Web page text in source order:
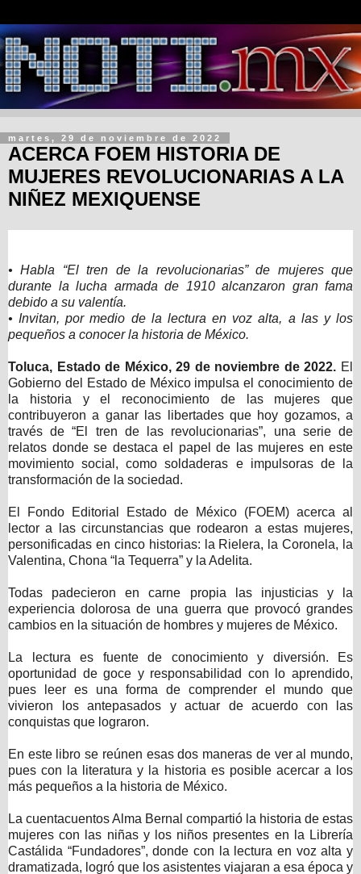
martes, 29 de noviembre de 2022
ACERCA FOEM HISTORIA DE
MUJERES REVOLUCIONARIAS A LA
NIÑEZ MEXIQUENSE
• Habla “El tren de la revolucionarias” de mujeres que
durante la lucha armada de 1910 alcanzaron gran fama
debido a su valentía.
• Invitan, por medio de la lectura en voz alta, a las y los
pequeños a conocer la historia de México.
Toluca, Estado de México, 29 de noviembre de 2022. El
Gobierno del Estado de México impulsa el conocimiento de
la historia y el reconocimiento de las mujeres que
contribuyeron a ganar las libertades que hoy gozamos, a
través de “El tren de las revolucionarias”, una serie de
relatos donde se destaca el papel de las mujeres en este
movimiento social, como soldaderas e impulsoras de la
transformación de la sociedad.
El Fondo Editorial Estado de México (FOEM) acerca al
lector a las circunstancias que rodearon a estas mujeres,
personificadas en cinco historias: la Rielera, la Coronela, la
Valentina, Chona “la Tequerra” y la Adelita.
Todas padecieron en carne propia las injusticias y la
experiencia dolorosa de una guerra que provocó grandes
cambios en la situación de hombres y mujeres de México.
La lectura es fuente de conocimiento y diversión. Es
oportunidad de goce y responsabilidad con lo aprendido,
pues leer es una forma de comprender el mundo que
vivieron los antepasados y actuar de acuerdo con las
conquistas que lograron.
En este libro se reúnen esas dos maneras de ver al mundo,
pues con la literatura y la historia es posible acercar a los
más pequeños a la historia de México.
La cuentacuentos Alma Bernal compartió la historia de estas
mujeres con las niñas y los niños presentes en la Librería
Castálida “Fundadores”, donde con la lectura en voz alta y
dramatizada, logró que los asistentes viajaran a esa época y